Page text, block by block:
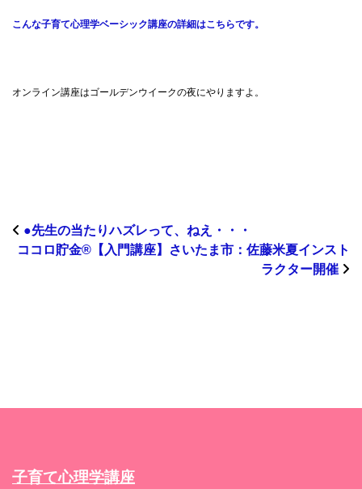
こんな子育て心理学ベーシック講座の詳細はこちらです。
オンライン講座はゴールデンウイークの夜にやりますよ。
●先生の当たりハズレって、ねえ・・・
ココロ貯金®︎【入門講座】さいたま市：佐藤米夏インスト
ラクター開催
子育て心理学講座